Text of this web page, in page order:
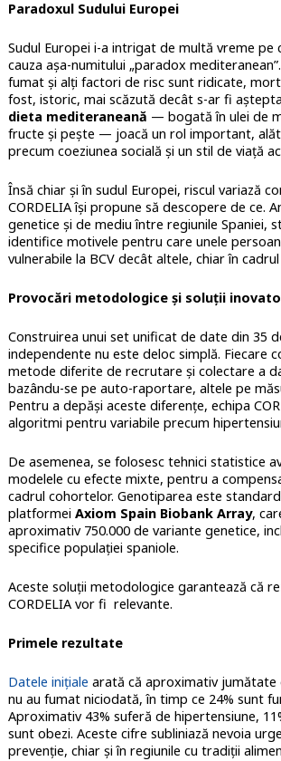
Paradoxul Sudului Europei
Sudul Europei i-a intrigat de multă vreme pe
cauza așa-numitului „paradox
fumat și alți factori de risc sunt ridicate,
fost, istoric, mai scăzută decât s-ar fi
dieta mediteraneană — bogată în ulei de
fructe și pește — joacă un rol important,
precum coeziunea socială și un stil de viață
Însă chiar și în sudul Europei, riscul variază
CORDELIA își propune să descopere de ce.
genetice și de mediu între regiunile Spaniei,
identifice motivele pentru care unele
vulnerabile la BCV decât altele, chiar în
Provocări metodologice și soluții
Construirea unui set unificat de date din 35
independente nu este deloc simplă. Fiecare
metode diferite de recrutare și colectare a
bazându-se pe auto-raportare, altele pe
Pentru a depăși aceste diferențe, echipa
algoritmi pentru variabile precum
De asemenea, se folosesc tehnici statistice
modelele cu efecte mixte, pentru a
cadrul cohortelor. Genotiparea este
platformei Axiom Spain Biobank Array,
aproximativ 750.000 de variante genetice,
specifice populației spaniole.
Aceste soluții metodologice garantează că
CORDELIA vor fi relevante.
Primele rezultate
Datele inițiale arată că aproximativ
nu au fumat niciodată, în timp ce 24% sunt
Aproximativ 43% suferă de hipertensiune,
sunt obezi. Aceste cifre subliniază nevoia
prevenție, chiar și în regiunile cu tradiții